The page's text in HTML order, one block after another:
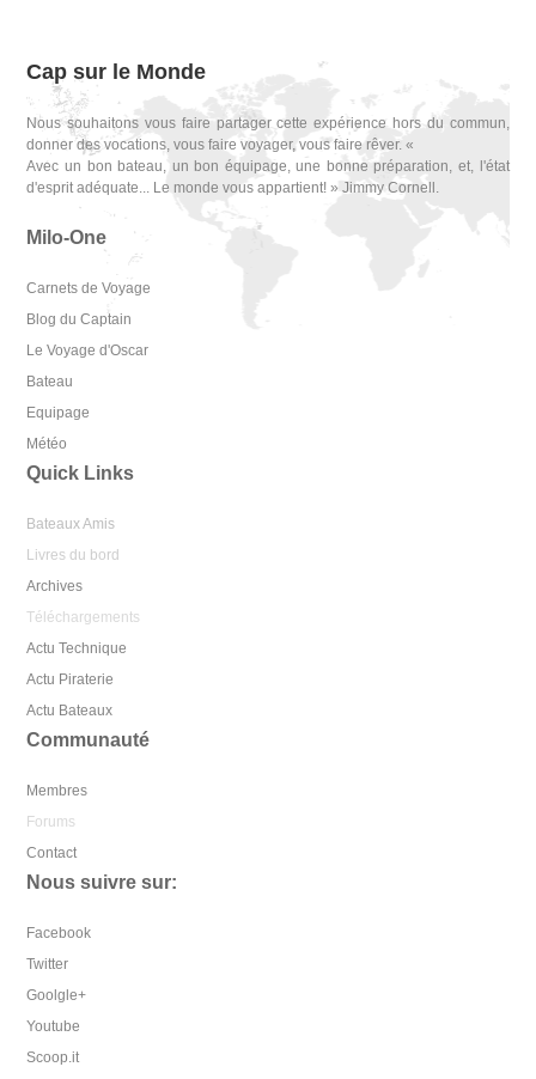
Cap sur le Monde
Nous souhaitons vous faire partager cette expérience hors du commun,
donner des vocations, vous faire voyager, vous faire rêver. «
Avec un bon bateau, un bon équipage, une bonne préparation, et, l'état
d'esprit adéquate... Le monde vous appartient! » Jimmy Cornell.
Milo-One
Carnets de Voyage
Blog du Captain
Le Voyage d'Oscar
Bateau
Equipage
Météo
Quick Links
Bateaux Amis
Livres du bord
Archives
Téléchargements
Actu Technique
Actu Piraterie
Actu Bateaux
Communauté
Membres
Forums
Contact
Nous suivre sur:
Facebook
Twitter
Goolgle+
Youtube
Scoop.it